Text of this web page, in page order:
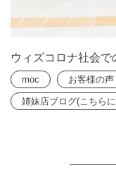
ウィズコロナ社会で
moc お客様の声
姉妹店ブログ(こちら